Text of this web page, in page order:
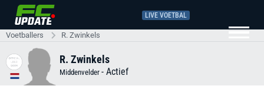
LIVE VOETBAL
Voetballers R. Zwinkels
R. Zwinkels
Middenvelder - Actief